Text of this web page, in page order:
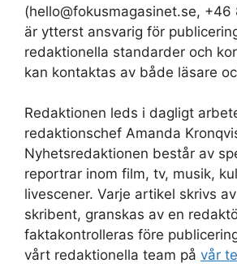
(hello@fokusmagasinet.se, +46
är ytterst ansvarig för
redaktionella standarder och
kan kontaktas av både läsare
Redaktionen leds i dagligt
redaktionschef Amanda
Nyhetsredaktionen består av
reportrar inom film, tv, musik,
livescener. Varje artikel skrivs
skribent, granskas av en
faktakontrolleras före
vårt redaktionella team på vår